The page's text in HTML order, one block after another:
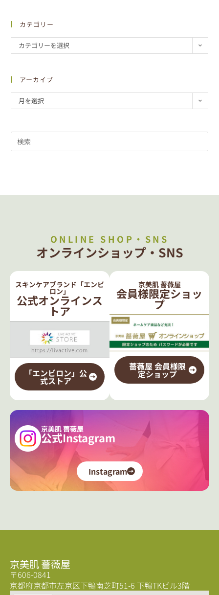
カテゴリー
カテゴリーを選択
アーカイブ
月を選択
ONLINE SHOP・SNS
オンラインショップ・SNS
スキンケアブランド「エンビ
ロン」
公式オンラインス
トア
「エンビロン」公
式ストア
京美肌 薔薇屋
会員様限定ショッ
プ
薔薇屋 会員様限
定ショップ
京美肌 薔薇屋
公式Instagram
Instagram
京美肌 薔薇屋
〒606-0841
京都府京都市左京区下鴨南芝町51-6 下鴨TKビル3階